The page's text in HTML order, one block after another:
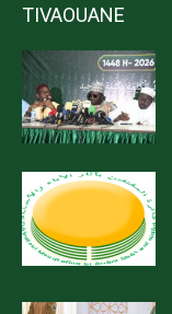
TIVAOUANE